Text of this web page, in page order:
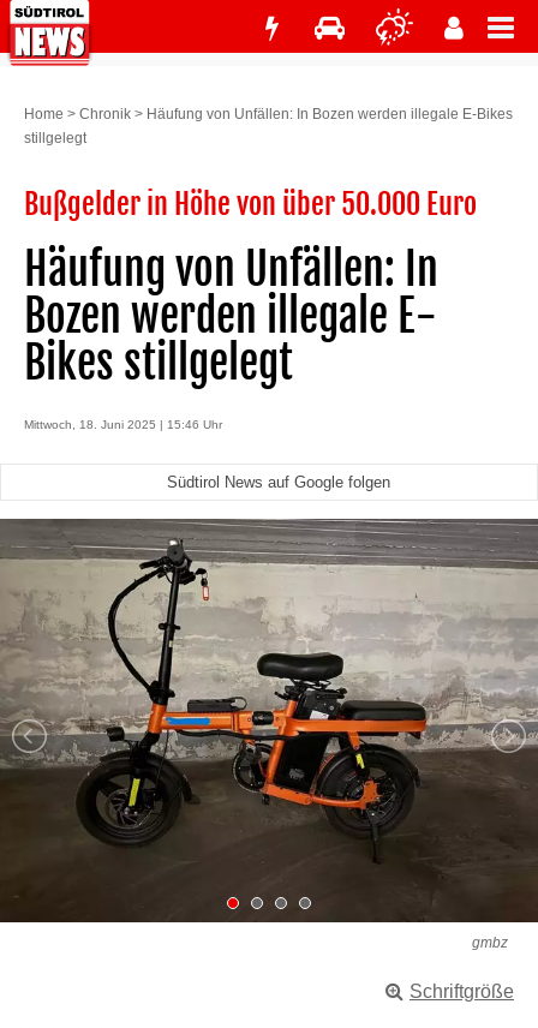
Home > Chronik > Häufung von Unfällen: In Bozen werden illegale E-Bikes
stillgelegt
Bußgelder in Höhe von über 50.000 Euro
Häufung von Unfällen: In
Bozen werden illegale E-
Bikes stillgelegt
Mittwoch, 18. Juni 2025 | 15:46 Uhr
Südtirol News auf Google folgen
gmbz
Schriftgröße